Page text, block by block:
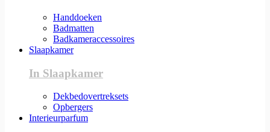
Handdoeken
Badmatten
Badkameraccessoires
Slaapkamer
In Slaapkamer
Dekbedovertreksets
Opbergers
Interieurparfum